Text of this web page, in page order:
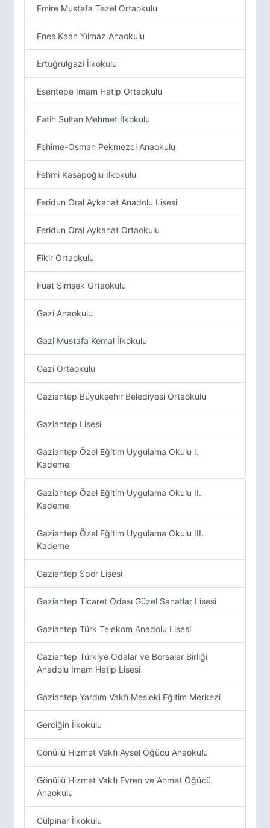
Emire Mustafa Tezel Ortaokulu
Enes Kaan Yılmaz Anaokulu
Ertuğrulgazi İlkokulu
Esentepe İmam Hatip Ortaokulu
Fatih Sultan Mehmet İlkokulu
Fehime-Osman Pekmezci Anaokulu
Fehmi Kasapoğlu İlkokulu
Feridun Oral Aykanat Anadolu Lisesi
Feridun Oral Aykanat Ortaokulu
Fikir Ortaokulu
Fuat Şimşek Ortaokulu
Gazi Anaokulu
Gazi Mustafa Kemal İlkokulu
Gazi Ortaokulu
Gaziantep Büyükşehir Belediyesi Ortaokulu
Gaziantep Lisesi
Gaziantep Özel Eğitim Uygulama Okulu I.
Kademe
Gaziantep Özel Eğitim Uygulama Okulu II.
Kademe
Gaziantep Özel Eğitim Uygulama Okulu III.
Kademe
Gaziantep Spor Lisesi
Gaziantep Ticaret Odası Güzel Sanatlar Lisesi
Gaziantep Türk Telekom Anadolu Lisesi
Gaziantep Türkiye Odalar ve Borsalar Birliği
Anadolu İmam Hatip Lisesi
Gaziantep Yardım Vakfı Mesleki Eğitim Merkezi
Gerciğin İlkokulu
Gönüllü Hizmet Vakfı Aysel Öğücü Anaokulu
Gönüllü Hizmet Vakfı Evren ve Ahmet Öğücü
Anaokulu
Gülpınar İlkokulu